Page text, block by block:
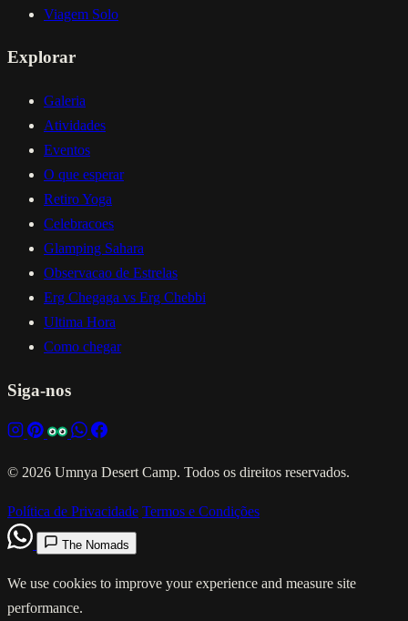
Viagem Solo
Explorar
Galeria
Atividades
Eventos
O que esperar
Retiro Yoga
Celebracoes
Glamping Sahara
Observacao de Estrelas
Erg Chegaga vs Erg Chebbi
Ultima Hora
Como chegar
Siga-nos
© 2026 Umnya Desert Camp. Todos os direitos reservados.
Política de Privacidade Termos e Condições
The Nomads
We use cookies to improve your experience and measure site
performance.